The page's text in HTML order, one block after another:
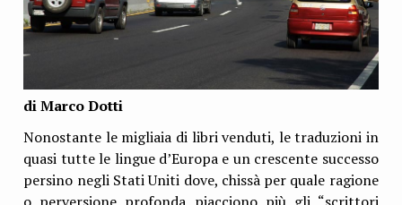
di Marco Dotti
Nonostante le migliaia di libri venduti, le traduzioni in
quasi tutte le lingue d’Europa e un crescente successo
persino negli Stati Uniti dove, chissà per quale ragione